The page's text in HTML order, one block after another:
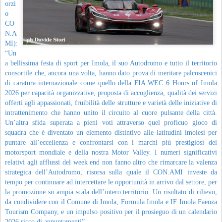
orzi
o
CO
N.A
MI):
“Un
a bellissima festa di sport per Imola, il suo Autodromo e tutto il territorio
consortile che, ancora una volta, hanno dato prova di meritare palcoscenici
di caratura internazionale come quello della FIA WEC 6 Hours of Imola
2026 per capacità organizzative, proposta di accoglienza, qualità dei servizi
offerti agli appassionati, fruibilità delle strutture e varietà delle iniziative di
intrattenimento che hanno unito il circuito al cuore pulsante della città.
Un’altra sfida superata a pieni voti attraverso quel proficuo gioco di
squadra che è diventato un elemento distintivo alle latitudini imolesi per
puntare all’eccellenza e confrontarsi con i marchi più prestigiosi del
motorsport mondiale e della nostra Motor Valley. I numeri significativi
relativi agli afflussi del week end non fanno altro che rimarcare la valenza
strategica dell’Autodromo, risorsa sulla quale il CON.AMI investe da
tempo per continuare ad intercettare le opportunità in arrivo dal settore, per
la promozione su ampia scala dell’intero territorio. Un risultato di rilievo,
da condividere con il Comune di Imola, Formula Imola e IF Imola Faenza
Tourism Company, e un impulso positivo per il prosieguo di un calendario